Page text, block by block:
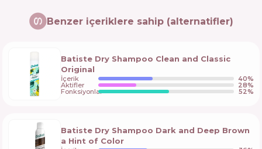
Benzer içeriklere sahip (alternatifler)
Batiste Dry Shampoo Clean and Classic
Original
İçerik 40%
Aktifler 28%
Fonksiyonlar 52%
Batiste Dry Shampoo Dark and Deep Brown
a Hint of Color